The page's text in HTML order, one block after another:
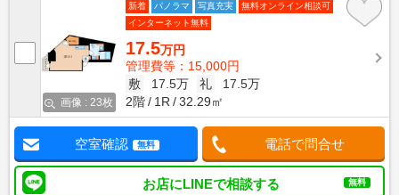
画像 : 23枚
新着 パノラマ 写真充実
無料オンライン相談可
インターネット無料
17.5万円
管理費等：15,000円
敷
17.5万 礼
17.5万
2階
1R 32.29㎡
空室確認 無料 電話で問合せ
お店にLINEで相談する 無料